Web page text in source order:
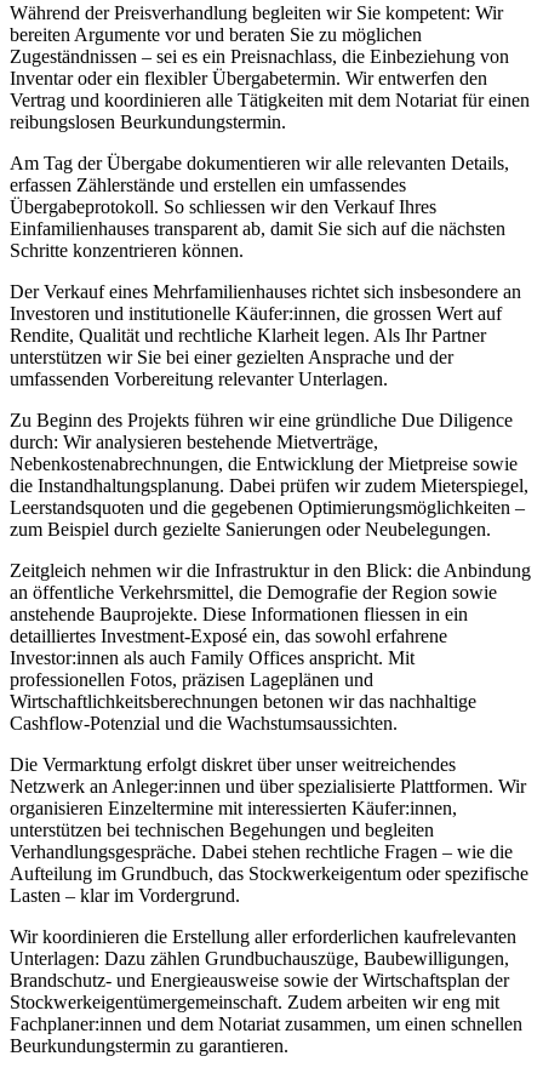
Während der Preisverhandlung begleiten wir Sie kompetent: Wir
bereiten Argumente vor und beraten Sie zu möglichen
Zugeständnissen – sei es ein Preisnachlass, die Einbeziehung von
Inventar oder ein flexibler Übergabetermin. Wir entwerfen den
Vertrag und koordinieren alle Tätigkeiten mit dem Notariat für einen
reibungslosen Beurkundungstermin.
Am Tag der Übergabe dokumentieren wir alle relevanten Details,
erfassen Zählerstände und erstellen ein umfassendes
Übergabeprotokoll. So schliessen wir den Verkauf Ihres
Einfamilienhauses transparent ab, damit Sie sich auf die nächsten
Schritte konzentrieren können.
Der Verkauf eines Mehrfamilienhauses richtet sich insbesondere an
Investoren und institutionelle Käufer:innen, die grossen Wert auf
Rendite, Qualität und rechtliche Klarheit legen. Als Ihr Partner
unterstützen wir Sie bei einer gezielten Ansprache und der
umfassenden Vorbereitung relevanter Unterlagen.
Zu Beginn des Projekts führen wir eine gründliche Due Diligence
durch: Wir analysieren bestehende Mietverträge,
Nebenkostenabrechnungen, die Entwicklung der Mietpreise sowie
die Instandhaltungsplanung. Dabei prüfen wir zudem Mieterspiegel,
Leerstandsquoten und die gegebenen Optimierungsmöglichkeiten –
zum Beispiel durch gezielte Sanierungen oder Neubelegungen.
Zeitgleich nehmen wir die Infrastruktur in den Blick: die Anbindung
an öffentliche Verkehrsmittel, die Demografie der Region sowie
anstehende Bauprojekte. Diese Informationen fliessen in ein
detailliertes Investment-Exposé ein, das sowohl erfahrene
Investor:innen als auch Family Offices anspricht. Mit
professionellen Fotos, präzisen Lageplänen und
Wirtschaftlichkeitsberechnungen betonen wir das nachhaltige
Cashflow-Potenzial und die Wachstumsaussichten.
Die Vermarktung erfolgt diskret über unser weitreichendes
Netzwerk an Anleger:innen und über spezialisierte Plattformen. Wir
organisieren Einzeltermine mit interessierten Käufer:innen,
unterstützen bei technischen Begehungen und begleiten
Verhandlungsgespräche. Dabei stehen rechtliche Fragen – wie die
Aufteilung im Grundbuch, das Stockwerkeigentum oder spezifische
Lasten – klar im Vordergrund.
Wir koordinieren die Erstellung aller erforderlichen kaufrelevanten
Unterlagen: Dazu zählen Grundbuchauszüge, Baubewilligungen,
Brandschutz- und Energieausweise sowie der Wirtschaftsplan der
Stockwerkeigentümergemeinschaft. Zudem arbeiten wir eng mit
Fachplaner:innen und dem Notariat zusammen, um einen schnellen
Beurkundungstermin zu garantieren.